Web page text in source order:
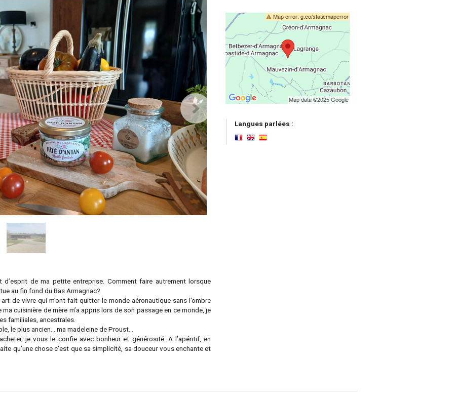
Langues parlées :
d’esprit de ma petite entreprise. Comment faire autrement lorsque
au fin fond du Bas Armagnac?
de vivre qui m’ont fait quitter le monde aéronautique sans l’ombre
cuisinière de mère m’a appris lors de son passage en ce monde, je
familiales, ancestrales.
le plus ancien… ma madeleine de Proust…
je vous le confie avec bonheur et générosité. A l’apéritif, en
qu’une chose c’est que sa simplicité, sa douceur vous enchante et